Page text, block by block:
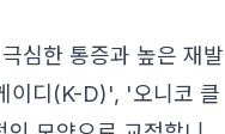
심한 통증과 높은 재발
이디(K-D)', '오니코 클